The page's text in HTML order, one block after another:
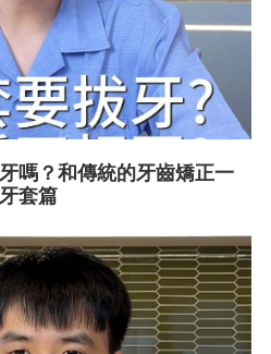
嗎？和傳統的牙齒矯正一
套篇